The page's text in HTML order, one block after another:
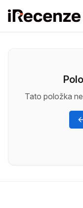
Tato položka